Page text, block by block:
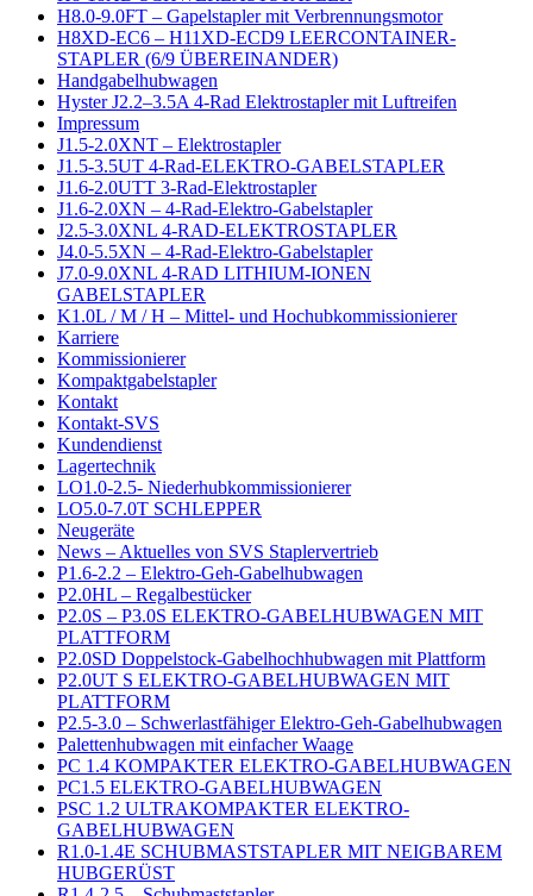
H8.0-9.0FT – Gapelstapler mit Verbrennungsmotor
H8XD-EC6 – H11XD-ECD9 LEERCONTAINER-
STAPLER (6/9 ÜBEREINANDER)
Handgabelhubwagen
Hyster J2.2–3.5A 4-Rad Elektrostapler mit Luftreifen
Impressum
J1.5-2.0XNT – Elektrostapler
J1.5-3.5UT 4-Rad-ELEKTRO-GABELSTAPLER
J1.6-2.0UTT 3-Rad-Elektrostapler
J1.6-2.0XN – 4-Rad-Elektro-Gabelstapler
J2.5-3.0XNL 4-RAD-ELEKTROSTAPLER
J4.0-5.5XN – 4-Rad-Elektro-Gabelstapler
J7.0-9.0XNL 4-RAD LITHIUM-IONEN
GABELSTAPLER
K1.0L / M / H – Mittel- und Hochubkommissionierer
Karriere
Kommissionierer
Kompaktgabelstapler
Kontakt
Kontakt-SVS
Kundendienst
Lagertechnik
LO1.0-2.5- Niederhubkommissionierer
LO5.0-7.0T SCHLEPPER
Neugeräte
News – Aktuelles von SVS Staplervertrieb
P1.6-2.2 – Elektro-Geh-Gabelhubwagen
P2.0HL – Regalbestücker
P2.0S – P3.0S ELEKTRO-GABELHUBWAGEN MIT
PLATTFORM
P2.0SD Doppelstock-Gabelhochhubwagen mit Plattform
P2.0UT S ELEKTRO-GABELHUBWAGEN MIT
PLATTFORM
P2.5-3.0 – Schwerlastfähiger Elektro-Geh-Gabelhubwagen
Palettenhubwagen mit einfacher Waage
PC 1.4 KOMPAKTER ELEKTRO-GABELHUBWAGEN
PC1.5 ELEKTRO-GABELHUBWAGEN
PSC 1.2 ULTRAKOMPAKTER ELEKTRO-
GABELHUBWAGEN
R1.0-1.4E SCHUBMASTSTAPLER MIT NEIGBAREM
HUBGERÜST